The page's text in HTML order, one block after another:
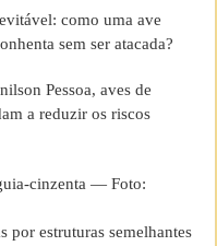
como uma ave
sem ser atacada?
Pessoa, aves de
a reduzir os riscos
cinzenta — Foto:
por estruturas semelhantes